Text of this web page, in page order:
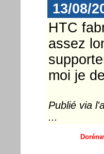
13/08/
HTC
assez
moi je
Publié via
...